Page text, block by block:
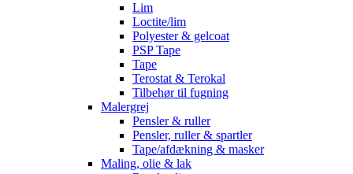
Lim
Loctite/lim
Polyester & gelcoat
PSP Tape
Tape
Terostat & Terokal
Tilbehør til fugning
Malergrej
Pensler & ruller
Pensler, ruller & spartler
Tape/afdækning & masker
Maling, olie & lak